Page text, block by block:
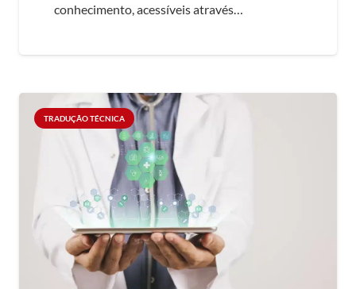
conhecimento, acessíveis através…
TRADUÇÃO TÉCNICA